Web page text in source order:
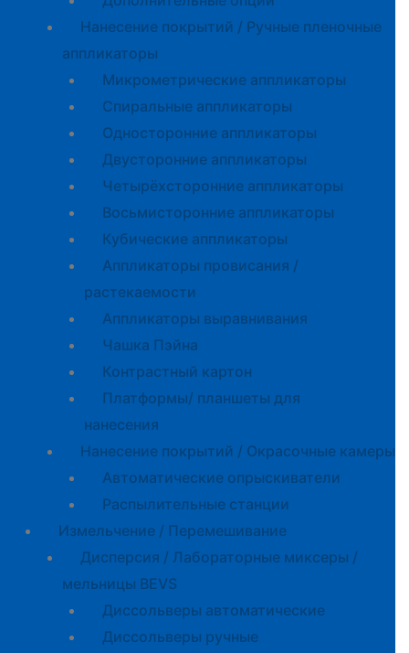
Нанесение покрытий / Ручные пленочные
аппликаторы
Микрометрические аппликаторы
Спиральные аппликаторы
Односторонние аппликаторы
Двусторонние аппликаторы
Четырёхсторонние аппликаторы
Восьмисторонние аппликаторы
Кубические аппликаторы
Аппликаторы провисания /
растекаемости
Аппликаторы выравнивания
Чашка Пэйна
Контрастный картон
Платформы/ планшеты для
нанесения
Нанесение покрытий / Окрасочные камеры
Автоматические опрыскиватели
Распылительные станции
Измельчение / Перемешивание
Дисперсия / Лабораторные миксеры /
мельницы BEVS
Диссольверы автоматические
Диссольверы ручные